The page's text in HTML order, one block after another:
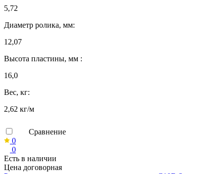
5,72
Диаметр ролика, мм:
12,07
Высота пластины, мм :
16,0
Вес, кг:
2,62 кг/м
Сравнение
0
0
Есть в наличии
Цена договорная